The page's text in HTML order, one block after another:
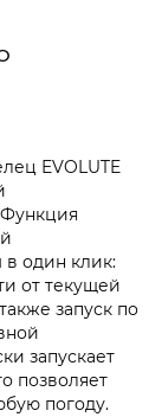
EVOLUTE
в один клик:
от текущей
запуск по
запускает
позволяет
погоду.